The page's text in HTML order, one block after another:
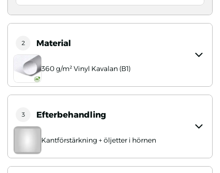
2 Material
360 g/m² Vinyl Kavalan (B1)
3 Efterbehandling
Kantförstärkning + öljetter i hörnen